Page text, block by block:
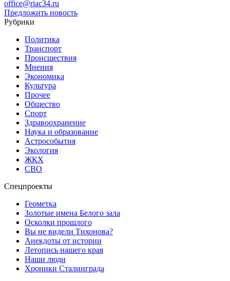
office@riac34.ru
Предложить новость
Рубрики
Политика
Транспорт
Происшествия
Мнения
Экономика
Культура
Прочее
Общество
Спорт
Здравоохранение
Наука и образование
Астрособытия
Экология
ЖКХ
СВО
Спецпроекты
Геометка
Золотые имена Белого зала
Осколки прошлого
Вы не видели Тихонова?
Анекдоты от истории
Летопись нашего края
Наши люди
Хроники Сталинграда